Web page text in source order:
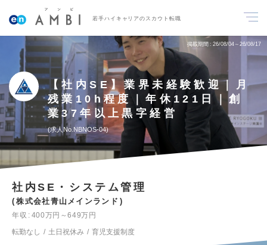
若手ハイキャリアのスカウト転職
掲載期間 26/08/04～26/08/17
【社内SE】業界未経験歓迎｜月
残業10h程度｜年休121日｜創
業37年以上黒字経営
求人No.NBNOS-04
社内SE・システム管理
株式会社青山メインランド
年収
400万円～649万円
転勤なし
土日祝休み 育児支援制度